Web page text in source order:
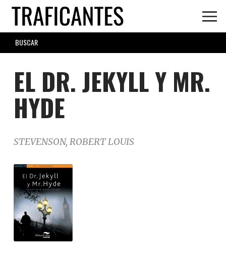
Skip
main
content
SEARCH
FORM
EL DR. JEKYLL Y MR.
HYDE
STEVENSON, ROBERT LOUIS